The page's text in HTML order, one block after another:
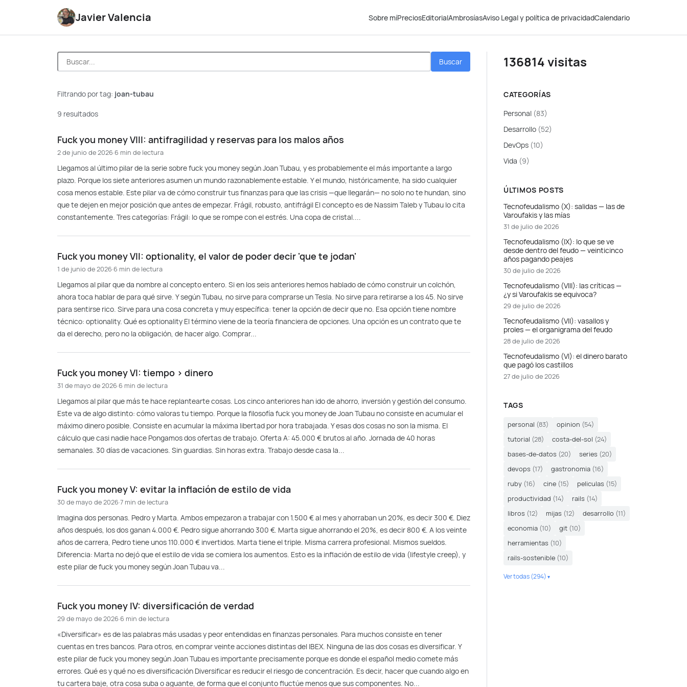
Javier Valencia Sobre míPreciosEditorialAmbrosíasAviso Legal y política de privacidadCalendario
Buscar
Filtrando por tag: joan-tubau
9 resultados
Fuck you money VIII: antifragilidad y reservas para los malos años
2 de junio de 2026·6 min de lectura
Llegamos al último pilar de la serie sobre fuck you money según Joan Tubau, y es probablemente el más importante a largo
plazo. Porque los siete anteriores asumen un mundo razonablemente estable. Y el mundo, históricamente, ha sido cualquier
cosa menos estable. Este pilar va de cómo construir tus finanzas para que las crisis —que llegarán— no solo no te hundan, sino
que te dejen en mejor posición que antes de empezar. Frágil, robusto, antifrágil El concepto es de Nassim Taleb y Tubau lo cita
constantemente. Tres categorías: Frágil: lo que se rompe con el estrés. Una copa de cristal....
Fuck you money VII: optionality, el valor de poder decir 'que te jodan'
1 de junio de 2026·6 min de lectura
Llegamos al pilar que da nombre al concepto entero. Si en los seis anteriores hemos hablado de cómo construir un colchón,
ahora toca hablar de para qué sirve. Y según Tubau, no sirve para comprarse un Tesla. No sirve para retirarse a los 45. No sirve
para sentirse rico. Sirve para una cosa concreta y muy específica: tener la opción de decir que no. Esa opción tiene nombre
técnico: optionality. Qué es optionality El término viene de la teoría financiera de opciones. Una opción es un contrato que te
da el derecho, pero no la obligación, de hacer algo. Comprar...
Fuck you money VI: tiempo > dinero
31 de mayo de 2026·6 min de lectura
Llegamos al pilar que más te hace replantearte cosas. Los cinco anteriores han ido de ahorro, inversión y gestión del consumo.
Este va de algo distinto: cómo valoras tu tiempo. Porque la filosofía fuck you money de Joan Tubau no consiste en acumular el
máximo dinero posible. Consiste en acumular la máxima libertad por hora trabajada. Y esas dos cosas no son la misma. El
cálculo que casi nadie hace Pongamos dos ofertas de trabajo. Oferta A: 45.000 € brutos al año. Jornada de 40 horas
semanales. 30 días de vacaciones. Sin guardias. Sin horas extra. Trabajo desde casa la...
Fuck you money V: evitar la inflación de estilo de vida
30 de mayo de 2026·7 min de lectura
Imagina dos personas. Pedro y Marta. Ambos empezaron a trabajar con 1.500 € al mes y ahorraban un 20%, es decir 300 €. Diez
años después, los dos ganan 4.000 €. Pedro sigue ahorrando 300 €. Marta sigue ahorrando el 20%, es decir 800 €. A los veinte
años de carrera, Pedro tiene unos 110.000 € invertidos. Marta tiene el triple. Misma carrera profesional. Mismos sueldos.
Diferencia: Marta no dejó que el estilo de vida se comiera los aumentos. Esto es la inflación de estilo de vida (lifestyle creep), y
este pilar de fuck you money según Joan Tubau va...
Fuck you money IV: diversificación de verdad
29 de mayo de 2026·6 min de lectura
«Diversificar» es de las palabras más usadas y peor entendidas en finanzas personales. Para muchos consiste en tener
cuentas en tres bancos. Para otros, en comprar veinte acciones distintas del IBEX. Ninguna de las dos cosas es diversificar. Y
este pilar de fuck you money según Joan Tubau es importante precisamente porque es donde el español medio comete más
errores. Qué es y qué no es diversificación Diversificar es reducir el riesgo de concentración. Es decir, hacer que cuando algo en
tu cartera baje, otra cosa suba o aguante, de forma que el conjunto fluctúe menos que sus componentes. No...
136814 visitas
CATEGORÍAS
Personal (83)
Desarrollo (52)
DevOps (10)
Vida (9)
ÚLTIMOS POSTS
Tecnofeudalismo (X): salidas — las de
Varoufakis y las mías
31 de julio de 2026
Tecnofeudalismo (IX): lo que se ve
desde dentro del feudo — veinticinco
años pagando peajes
30 de julio de 2026
Tecnofeudalismo (VIII): las críticas —
¿y si Varoufakis se equivoca?
29 de julio de 2026
Tecnofeudalismo (VII): vasallos y
proles — el organigrama del feudo
28 de julio de 2026
Tecnofeudalismo (VI): el dinero barato
que pagó los castillos
27 de julio de 2026
TAGS
personal (83) opinion (54)
tutorial (28) costa-del-sol (24)
bases-de-datos (20) series (20)
devops (17) gastronomia (16)
ruby (16) cine (15) peliculas (15)
productividad (14) rails (14)
libros (12) mijas (12) desarrollo (11)
economia (10) git (10)
herramientas (10)
rails-sostenible (10)
Ver todas (294)